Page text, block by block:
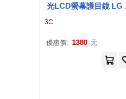
光LCD螢幕護目鏡 LG
3C
優惠價: 1380 元